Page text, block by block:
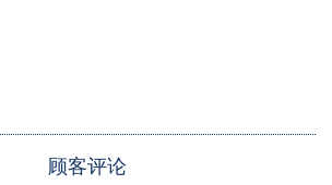
顾客评论